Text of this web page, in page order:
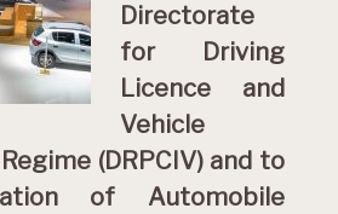
Directorate
for Driving
Licence and
Vehicle
(DRPCIV) and to
of Automobile